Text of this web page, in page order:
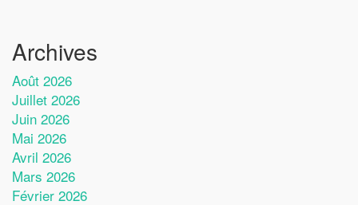
Archives
Août 2026
Juillet 2026
Juin 2026
Mai 2026
Avril 2026
Mars 2026
Février 2026